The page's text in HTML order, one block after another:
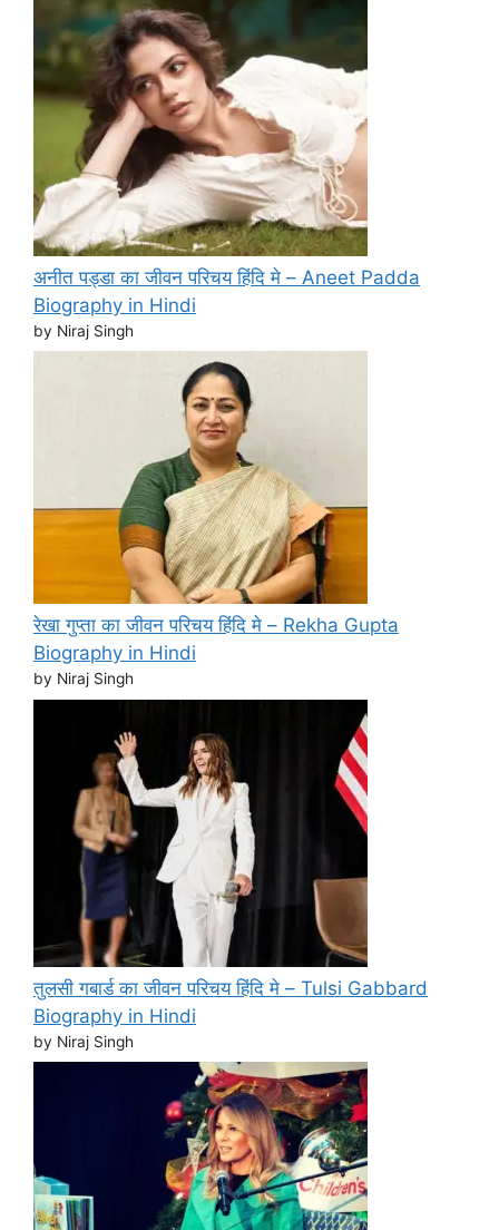
अनीत पड्डा का जीवन परिचय हिंदि मे – Aneet Padda
Biography in Hindi
by Niraj Singh
रेखा गुप्ता का जीवन परिचय हिंदि मे – Rekha Gupta
Biography in Hindi
by Niraj Singh
तुलसी गबार्ड का जीवन परिचय हिंदि मे – Tulsi Gabbard
Biography in Hindi
by Niraj Singh